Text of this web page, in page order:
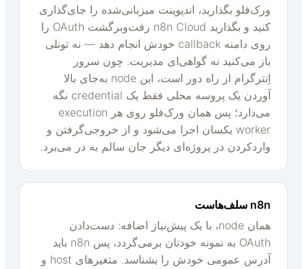
ورک‌فلو بگذارید، اندپوینت میزبانی‌شده را جای‌گذاری
کنید و بگذارید n8n Cloud رفت‌وبرگشت OAuth را
روی دامنه callback خودش انجام دهد — نه تونلی
باز می‌کنید نه گواهی‌ای مدیریت. چون سرور
اِنترگرام از راه دور است، این node به‌جای بالا
آوردن یک پروسه محلی فقط یک credential نگه
می‌دارد؛ پس همان ورک‌فلو روی هر execution
worker یکسان اجرا می‌شود و از خروجی‌گرفتن و
واردکردن در پروژه‌ای دیگر جان سالم به در می‌برد.
همان node، با یک پیش‌نیاز اضافه: دست‌دادن
OAuth به نمونه خودتان برمی‌گردد، پس n8n باید
آدرس عمومی خودش را بشناسد. متغیرهای host و